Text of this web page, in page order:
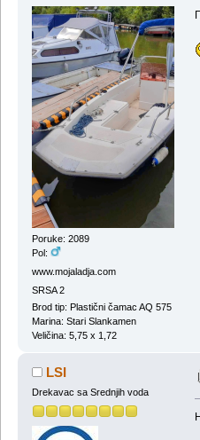
Poruke: 2089
Pol:
www.mojaladja.com
SRSA 2
Brod tip: Plastični čamac AQ 575
Marina: Stari Slankamen
Veličina: 5,75 x 1,72
LSI
Drekavac sa Srednjih voda